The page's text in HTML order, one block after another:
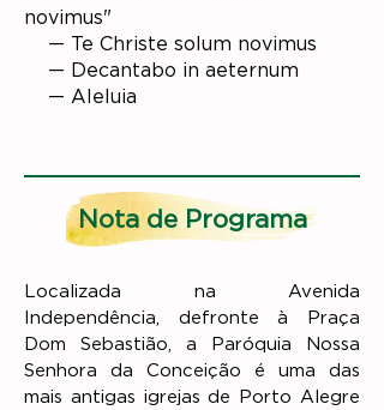
novimus"
— Te Christe solum novimus
— Decantabo in aeternum
— Aleluia
Nota de Programa
Localizada na Avenida
Independência, defronte à Praça
Dom Sebastião, a Paróquia Nossa
Senhora da Conceição é uma das
mais antigas igrejas de Porto Alegre